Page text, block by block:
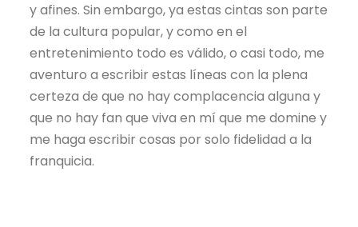
y afines. Sin embargo, ya estas cintas son parte
de la cultura popular, y como en el
entretenimiento todo es válido, o casi todo, me
aventuro a escribir estas líneas con la plena
certeza de que no hay complacencia alguna y
que no hay fan que viva en mí que me domine y
me haga escribir cosas por solo fidelidad a la
franquicia.